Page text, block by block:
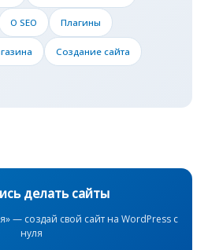
О SEO Плагины
Создание сайта
делать сайты
— создай свой сайт на WordPress с
нуля